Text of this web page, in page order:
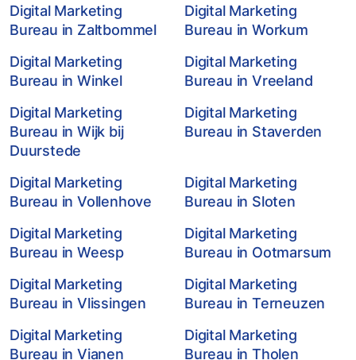
Digital Marketing
Bureau in Zaltbommel
Digital Marketing
Bureau in Workum
Digital Marketing
Bureau in Winkel
Digital Marketing
Bureau in Vreeland
Digital Marketing
Bureau in Wijk bij
Duurstede
Digital Marketing
Bureau in Staverden
Digital Marketing
Bureau in Vollenhove
Digital Marketing
Bureau in Sloten
Digital Marketing
Bureau in Weesp
Digital Marketing
Bureau in Ootmarsum
Digital Marketing
Bureau in Vlissingen
Digital Marketing
Bureau in Terneuzen
Digital Marketing
Bureau in Vianen
Digital Marketing
Bureau in Tholen